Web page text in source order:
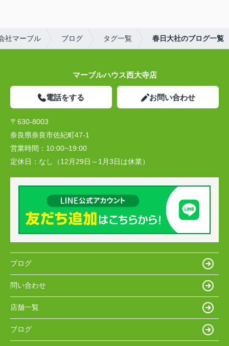
社マーブル ブログ タグ一覧 春日大社のブログ一覧
マーブルハウス西大寺店
電話をする お問い合わせ
〒630-8003
奈良県奈良市佐紀町47-1
営業時間： 10:00~19:00
定休日： なし（12月29日～1月3日は休業）
ブログ
問い合わせ
店舗一覧
ブログ